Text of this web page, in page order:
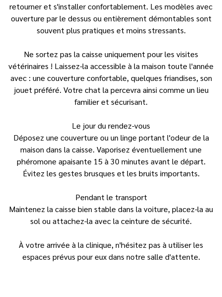
retourner et s'installer confortablement. Les modèles avec
ouverture par le dessus ou entièrement démontables sont
souvent plus pratiques et moins stressants.
Ne sortez pas la caisse uniquement pour les visites
vétérinaires ! Laissez-la accessible à la maison toute l'année
avec : une couverture confortable, quelques friandises, son
jouet préféré. Votre chat la percevra ainsi comme un lieu
familier et sécurisant.
Le jour du rendez-vous
Déposez une couverture ou un linge portant l'odeur de la
maison dans la caisse. Vaporisez éventuellement une
phéromone apaisante 15 à 30 minutes avant le départ.
Évitez les gestes brusques et les bruits importants.
Pendant le transport
Maintenez la caisse bien stable dans la voiture, placez-la au
sol ou attachez-la avec la ceinture de sécurité.
À votre arrivée à la clinique, n'hésitez pas à utiliser les
espaces prévus pour eux dans notre salle d'attente.